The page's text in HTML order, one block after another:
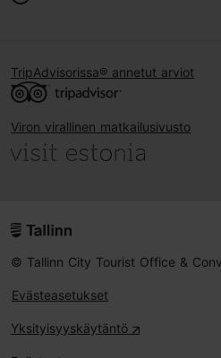
TripAdvisorissa® annetut arviot
Viron virallinen matkailusivusto
© Tallinn City Tourist Office &
Evästeasetukset
Yksityisyyskäytäntö